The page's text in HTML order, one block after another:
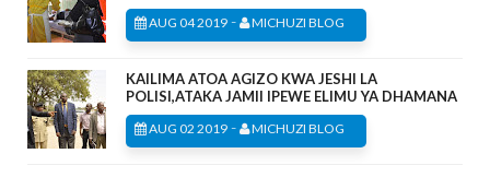
AUG 04 2019 - MICHUZI BLOG
KAILIMA ATOA AGIZO KWA JESHI LA
POLISI,ATAKA JAMII IPEWE ELIMU YA DHAMANA
AUG 02 2019 - MICHUZI BLOG